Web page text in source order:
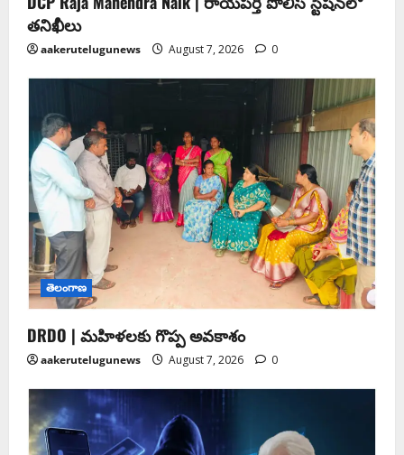
తనిఖీలు
aakerutelugunews August 7, 2026 0
తెలంగాణ
DRDO | మహిళలకు గొప్ప అవకాశం
aakerutelugunews August 7, 2026 0